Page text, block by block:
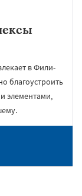
в Фили-
благоустроить
элементами,